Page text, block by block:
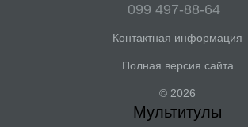
099 497-88-64
Контактная информация
Полная версия сайта
© 2026
Мультитулы